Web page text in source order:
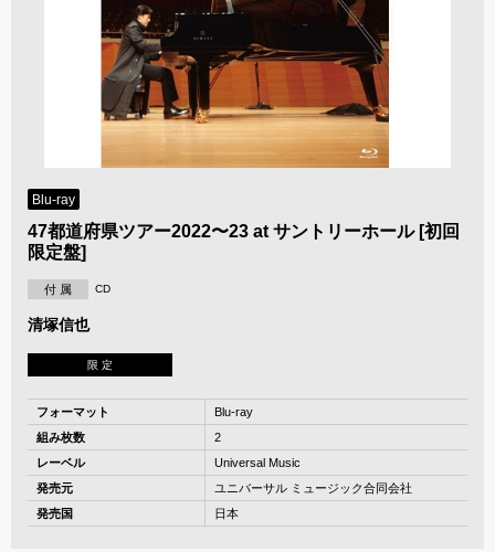
Blu-ray
47都道府県ツアー2022〜23 at サントリーホール [初回
限定盤]
付 属 CD
清塚信也
限 定
フォーマット
Blu-ray
組み枚数
2
レーベル
Universal Music
発売元
ユニバーサル ミュージック合同会社
発売国
日本